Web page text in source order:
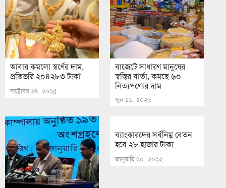
আবার কমলো স্বর্ণের দাম,
প্রতিভরি ২০৪২৮৩ টাকা
অক্টোবর ২৭, ২০২৫
বাজেটে সাধারণ মানুষের
স্বস্তির বার্তা, কমছে ৬০
নিত্যপণ্যের দাম
জুন ১১, ২০২৬
ব্যাংকারদের সর্বনিম্ন বেতন
হ‌বে ২৮ হাজার টাকা
জানুয়ারি ২০, ২০২২